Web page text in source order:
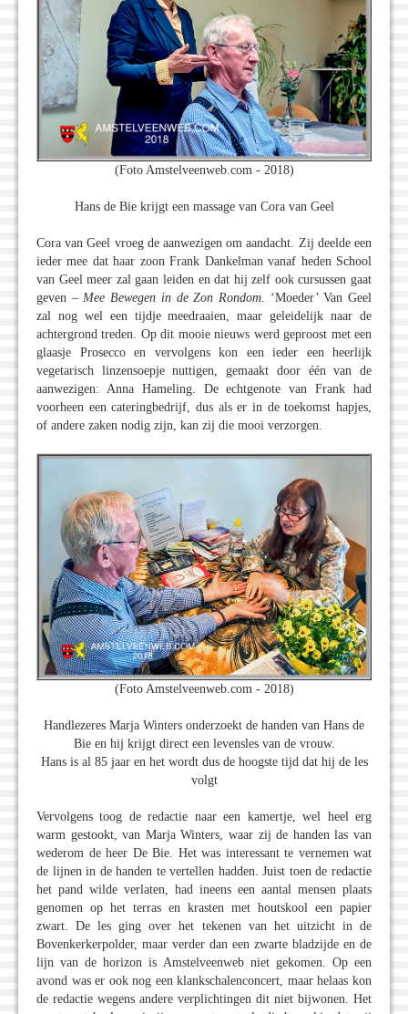
(Foto Amstelveenweb.com - 2018)
Hans de Bie krijgt een massage van Cora van Geel
Cora van Geel vroeg de aanwezigen om aandacht. Zij deelde een
ieder mee dat haar zoon Frank Dankelman vanaf heden School
van Geel meer zal gaan leiden en dat hij zelf ook cursussen gaat
geven – Mee Bewegen in de Zon Rondom. ‘Moeder’ Van Geel
zal nog wel een tijdje meedraaien, maar geleidelijk naar de
achtergrond treden. Op dit mooie nieuws werd geproost met een
glaasje Prosecco en vervolgens kon een ieder een heerlijk
vegetarisch linzensoepje nuttigen, gemaakt door één van de
aanwezigen: Anna Hameling. De echtgenote van Frank had
voorheen een cateringbedrijf, dus als er in de toekomst hapjes,
of andere zaken nodig zijn, kan zij die mooi verzorgen.
(Foto Amstelveenweb.com - 2018)
Handlezeres Marja Winters onderzoekt de handen van Hans de
Bie en hij krijgt direct een levensles van de vrouw.
Hans is al 85 jaar en het wordt dus de hoogste tijd dat hij de les
volgt
Vervolgens toog de redactie naar een kamertje, wel heel erg
warm gestookt, van Marja Winters, waar zij de handen las van
wederom de heer De Bie. Het was interessant te vernemen wat
de lijnen in de handen te vertellen hadden. Juist toen de redactie
het pand wilde verlaten, had ineens een aantal mensen plaats
genomen op het terras en krasten met houtskool een papier
zwart. De les ging over het tekenen van het uitzicht in de
Bovenkerkerpolder, maar verder dan een zwarte bladzijde en de
lijn van de horizon is Amstelveenweb niet gekomen. Op een
avond was er ook nog een klankschalenconcert, maar helaas kon
de redactie wegens andere verplichtingen dit niet bijwonen. Het